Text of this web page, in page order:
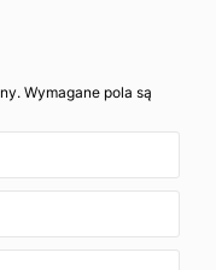
Wymagane pola są